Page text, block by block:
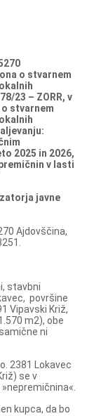
o stvarnem
23 – ZORR, v
stvarnem
2025 in 2026,
v lasti
javne
Ajdovščina,
stavbni
površine
Vipavski Križ,
m2), obe
ni
2381 Lokavec
se v
kupca, da bo